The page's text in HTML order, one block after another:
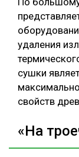
удаления
сушки
свойств
«На